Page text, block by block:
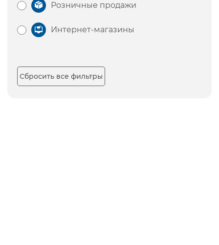
Розничные продажи
Интернет-магазины
Сбросить все фильтры